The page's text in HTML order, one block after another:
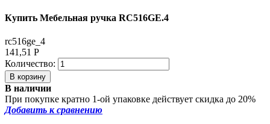
Купить Мебельная ручка RC516GE.4
rc516ge_4
141,51 Р
Количество:
В наличии
При покупке кратно 1-ой упаковке действует скидка до 20%
Добавить к сравнению